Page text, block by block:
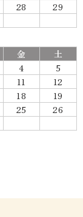
28
29
金
土
4
5
11
12
18
19
25
26